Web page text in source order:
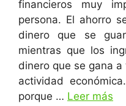
financieros muy
persona. El ahorro
dinero que se
mientras que los
dinero que se gana
actividad
porque … Leer más